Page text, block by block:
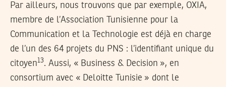
Par ailleurs, nous trouvons que par exemple, OXIA,
membre de l’Association Tunisienne pour la
Communication et la Technologie est déjà en charge
de l’un des 64 projets du PNS : l’identifiant unique du
citoyen13. Aussi, « Business & Decision », en
consortium avec « Deloitte Tunisie » dont le